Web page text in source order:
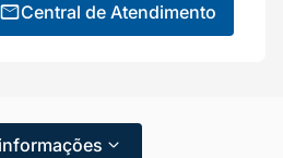
Central de Atendimento